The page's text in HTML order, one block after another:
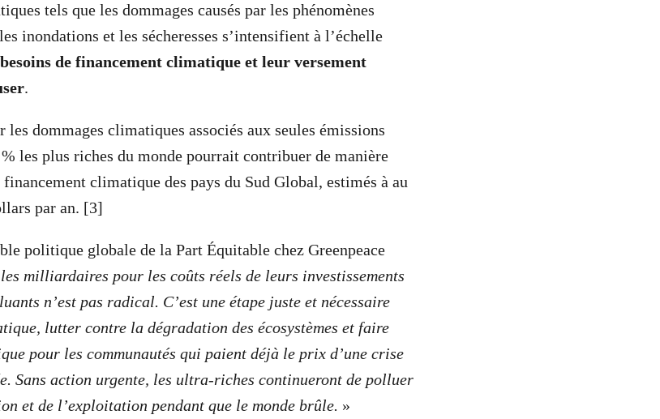
tels que les dommages causés par les phénomènes
inondations et les sécheresses s’intensifient à l’échelle
de financement climatique et leur versement
.
les dommages climatiques associés aux seules émissions
les plus riches du monde pourrait contribuer de manière
climatique des pays du Sud Global, estimés à au
par an. [3]
politique globale de la Part Équitable chez Greenpeace
milliardaires pour les coûts réels de leurs investissements
n’est pas radical. C’est une étape juste et nécessaire
lutter contre la dégradation des écosystèmes et faire
pour les communautés qui paient déjà le prix d’une crise
Sans action urgente, les ultra-riches continueront de polluer
et de l’exploitation pendant que le monde brûle. »